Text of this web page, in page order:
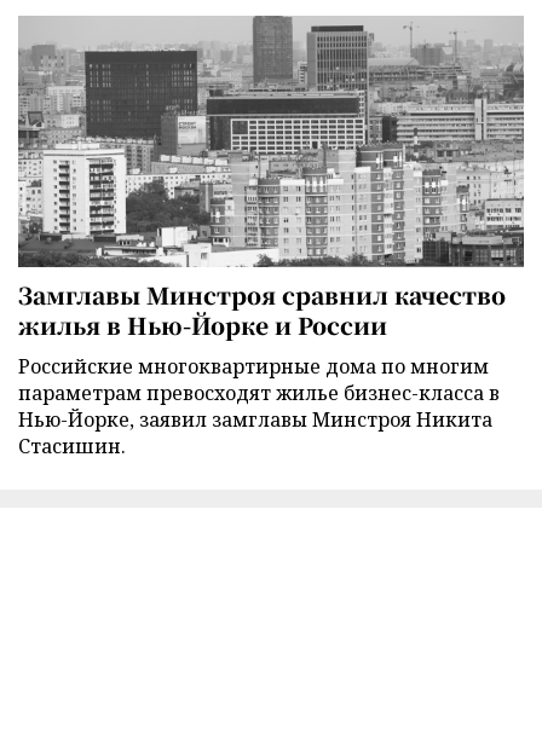
Замглавы Минстроя сравнил качество
жилья в Нью-Йорке и России
Российские многоквартирные дома по многим
параметрам превосходят жилье бизнес-класса в
Нью-Йорке, заявил замглавы Минстроя Никита
Стасишин.